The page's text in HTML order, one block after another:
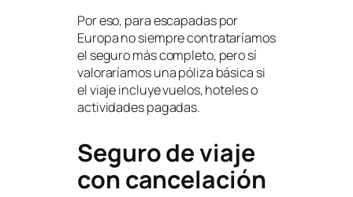
Por eso, para escapadas por
Europa no siempre contrataríamos
el seguro más completo, pero sí
valoraríamos una póliza básica si
el viaje incluye vuelos, hoteles o
actividades pagadas.
Seguro de viaje
con cancelación